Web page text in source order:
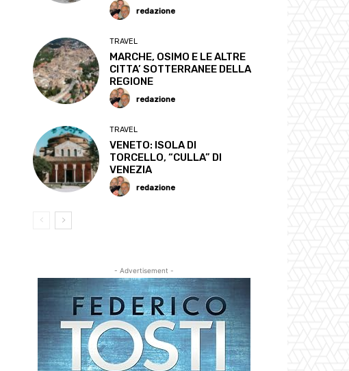
redazione
TRAVEL
MARCHE, OSIMO E LE ALTRE
CITTA’ SOTTERRANEE DELLA
REGIONE
redazione
TRAVEL
VENETO: ISOLA DI
TORCELLO, “CULLA” DI
VENEZIA
redazione
- Advertisement -